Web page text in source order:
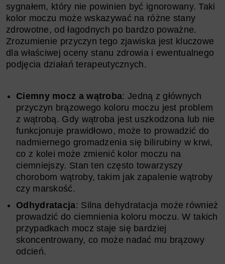
sygnałem, który nie powinien być ignorowany. Taki
kolor moczu może wskazywać na różne stany
zdrowotne, od łagodnych po bardzo poważne.
Zrozumienie przyczyn tego zjawiska jest kluczowe
dla właściwej oceny stanu zdrowia i ewentualnego
podjęcia działań terapeutycznych.
Ciemny mocz a wątroba: Jedną z głównych
przyczyn brązowego koloru moczu jest problem
z wątrobą. Gdy wątroba jest uszkodzona lub nie
funkcjonuje prawidłowo, może to prowadzić do
nadmiernego gromadzenia się bilirubiny w krwi,
co z kolei może zmienić kolor moczu na
ciemniejszy. Stan ten często towarzyszy
chorobom wątroby, takim jak zapalenie wątroby
czy marskość.
Odhydratacja: Silna dehydratacja może również
prowadzić do ciemnienia koloru moczu. W takich
przypadkach mocz staje się bardziej
skoncentrowany, co może nadać mu brązowy
odcień.